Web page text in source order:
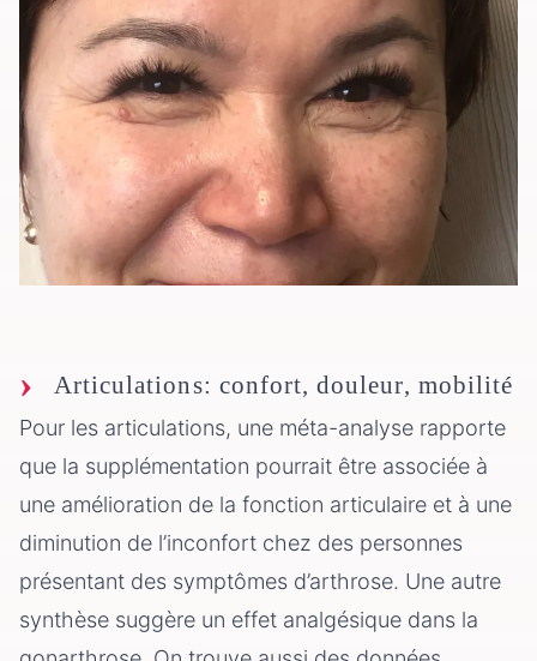
Articulations: confort, douleur, mobilité
Pour les articulations, une méta-analyse rapporte
que la supplémentation pourrait être associée à
une amélioration de la fonction articulaire et à une
diminution de l’inconfort chez des personnes
présentant des symptômes d’arthrose. Une autre
synthèse suggère un effet analgésique dans la